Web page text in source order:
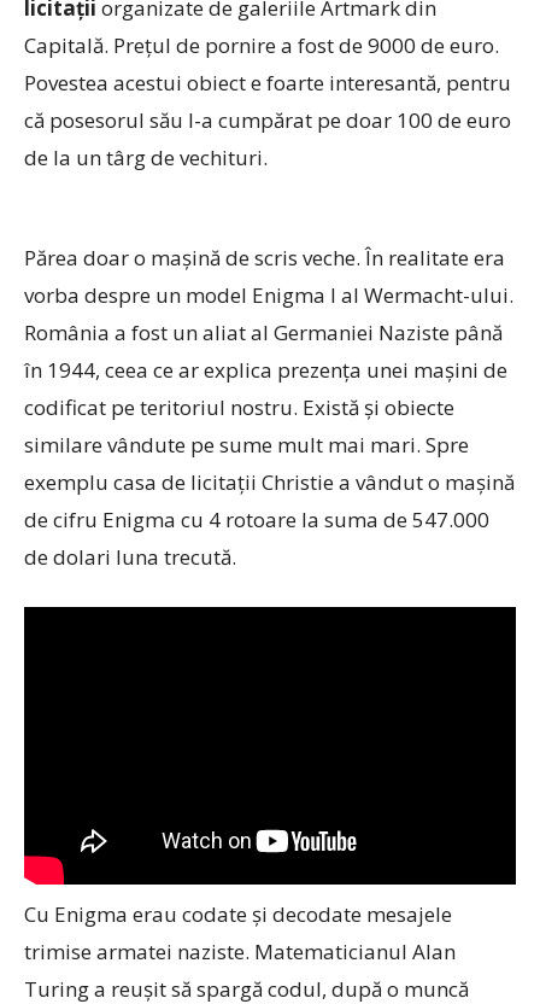
licitaţii organizate de galeriile Artmark din
Capitală. Preţul de pornire a fost de 9000 de euro.
Povestea acestui obiect e foarte interesantă, pentru
că posesorul său l-a cumpărat pe doar 100 de euro
de la un târg de vechituri.
Părea doar o maşină de scris veche. În realitate era
vorba despre un model Enigma I al Wermacht-ului.
România a fost un aliat al Germaniei Naziste până
în 1944, ceea ce ar explica prezenţa unei maşini de
codificat pe teritoriul nostru. Există şi obiecte
similare vândute pe sume mult mai mari. Spre
exemplu casa de licitaţii Christie a vândut o maşină
de cifru Enigma cu 4 rotoare la suma de 547.000
de dolari luna trecută.
Cu Enigma erau codate şi decodate mesajele
trimise armatei naziste. Matematicianul Alan
Turing a reuşit să spargă codul, după o muncă